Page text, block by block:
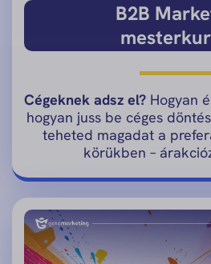
B2B
Cégeknek adsz el? Hogyan
hogyan juss be céges
teheted magadat a
körükben –